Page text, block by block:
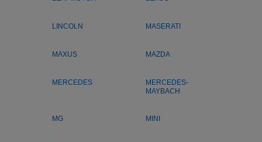
LINCOLN MASERATI
MAXUS MAZDA
MERCEDES
MERCEDES-
MAYBACH
MG MINI